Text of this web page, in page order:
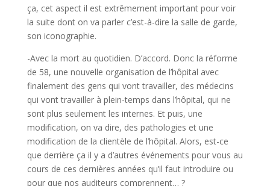
ça, cet aspect il est extrêmement important pour voir
la suite dont on va parler c’est-à-dire la salle de garde,
son iconographie.
-Avec la mort au quotidien. D’accord. Donc la réforme
de 58, une nouvelle organisation de l’hôpital avec
finalement des gens qui vont travailler, des médecins
qui vont travailler à plein-temps dans l’hôpital, qui ne
sont plus seulement les internes. Et puis, une
modification, on va dire, des pathologies et une
modification de la clientèle de l’hôpital. Alors, est-ce
que derrière ça il y a d’autres événements pour vous au
cours de ces dernières années qu’il faut introduire ou
pour que nos auditeurs comprennent… ?